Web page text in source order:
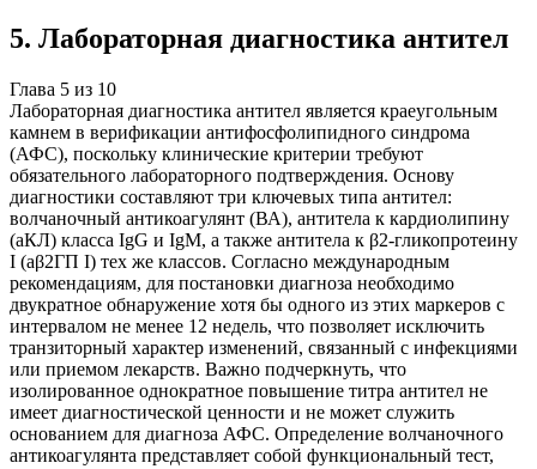
5. Лабораторная диагностика антител
Глава 5 из 10
Лабораторная диагностика антител является краеугольным
камнем в верификации антифосфолипидного синдрома
(АФС), поскольку клинические критерии требуют
обязательного лабораторного подтверждения. Основу
диагностики составляют три ключевых типа антител:
волчаночный антикоагулянт (ВА), антитела к кардиолипину
(aКЛ) класса IgG и IgM, а также антитела к β2-гликопротеину
I (aβ2ГП I) тех же классов. Согласно международным
рекомендациям, для постановки диагноза необходимо
двукратное обнаружение хотя бы одного из этих маркеров с
интервалом не менее 12 недель, что позволяет исключить
транзиторный характер изменений, связанный с инфекциями
или приемом лекарств. Важно подчеркнуть, что
изолированное однократное повышение титра антител не
имеет диагностической ценности и не может служить
основанием для диагноза АФС. Определение волчаночного
антикоагулянта представляет собой функциональный тест,